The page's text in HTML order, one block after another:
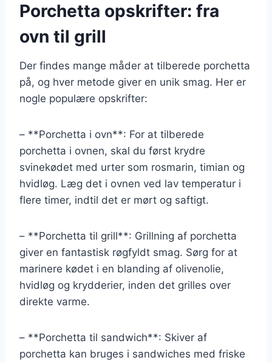
Porchetta opskrifter: fra
ovn til grill
Der findes mange måder at tilberede porchetta
på, og hver metode giver en unik smag. Her er
nogle populære opskrifter:
– **Porchetta i ovn**: For at tilberede
porchetta i ovnen, skal du først krydre
svinekødet med urter som rosmarin, timian og
hvidløg. Læg det i ovnen ved lav temperatur i
flere timer, indtil det er mørt og saftigt.
– **Porchetta til grill**: Grillning af porchetta
giver en fantastisk røgfyldt smag. Sørg for at
marinere kødet i en blanding af olivenolie,
hvidløg og krydderier, inden det grilles over
direkte varme.
– **Porchetta til sandwich**: Skiver af
porchetta kan bruges i sandwiches med friske